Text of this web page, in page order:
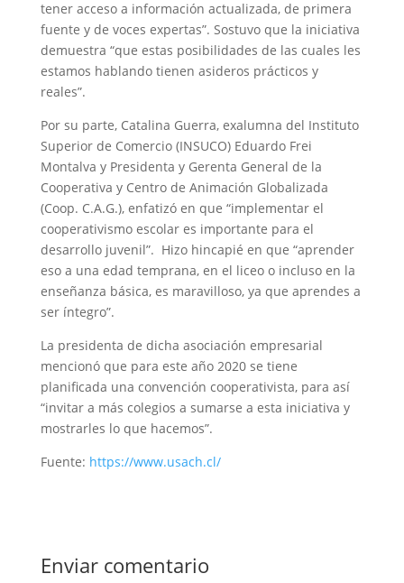
tener acceso a información actualizada, de primera
fuente y de voces expertas”. Sostuvo que la iniciativa
demuestra “que estas posibilidades de las cuales les
estamos hablando tienen asideros prácticos y
reales”.
Por su parte, Catalina Guerra, exalumna del Instituto
Superior de Comercio (INSUCO) Eduardo Frei
Montalva y Presidenta y Gerenta General de la
Cooperativa y Centro de Animación Globalizada
(Coop. C.A.G.), enfatizó en que “implementar el
cooperativismo escolar es importante para el
desarrollo juvenil”. Hizo hincapié en que “aprender
eso a una edad temprana, en el liceo o incluso en la
enseñanza básica, es maravilloso, ya que aprendes a
ser íntegro”.
La presidenta de dicha asociación empresarial
mencionó que para este año 2020 se tiene
planificada una convención cooperativista, para así
“invitar a más colegios a sumarse a esta iniciativa y
mostrarles lo que hacemos”.
Fuente: https://www.usach.cl/
Enviar comentario